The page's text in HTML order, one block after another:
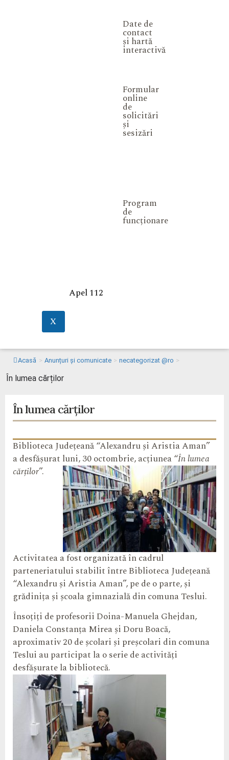
Date de
contact
și hartă
interactivă
Formular
online
de
solicitări
și
sesizări
Program
de
funcționare
Apel 112
X
Acasă > Anunțuri și comunicate > necategorizat @ro >
În lumea cărților
În lumea cărților
Biblioteca Județeană “Alexandru și Aristia Aman”
a desfășurat luni, 30 octombrie, acțiunea “În lumea
cărților”.
Activitatea a fost organizată în cadrul
parteneriatului stabilit între Biblioteca Județeană
“Alexandru și Aristia Aman”, pe de o parte, și
grădinița și școala gimnazială din comuna Teslui.
Însoțiți de profesorii Doina-Manuela Ghejdan,
Daniela Constanța Mirea și Doru Boacă,
aproximativ 20 de școlari și preșcolari din comuna
Teslui au participat la o serie de activități
desfășurate la bibliotecă.